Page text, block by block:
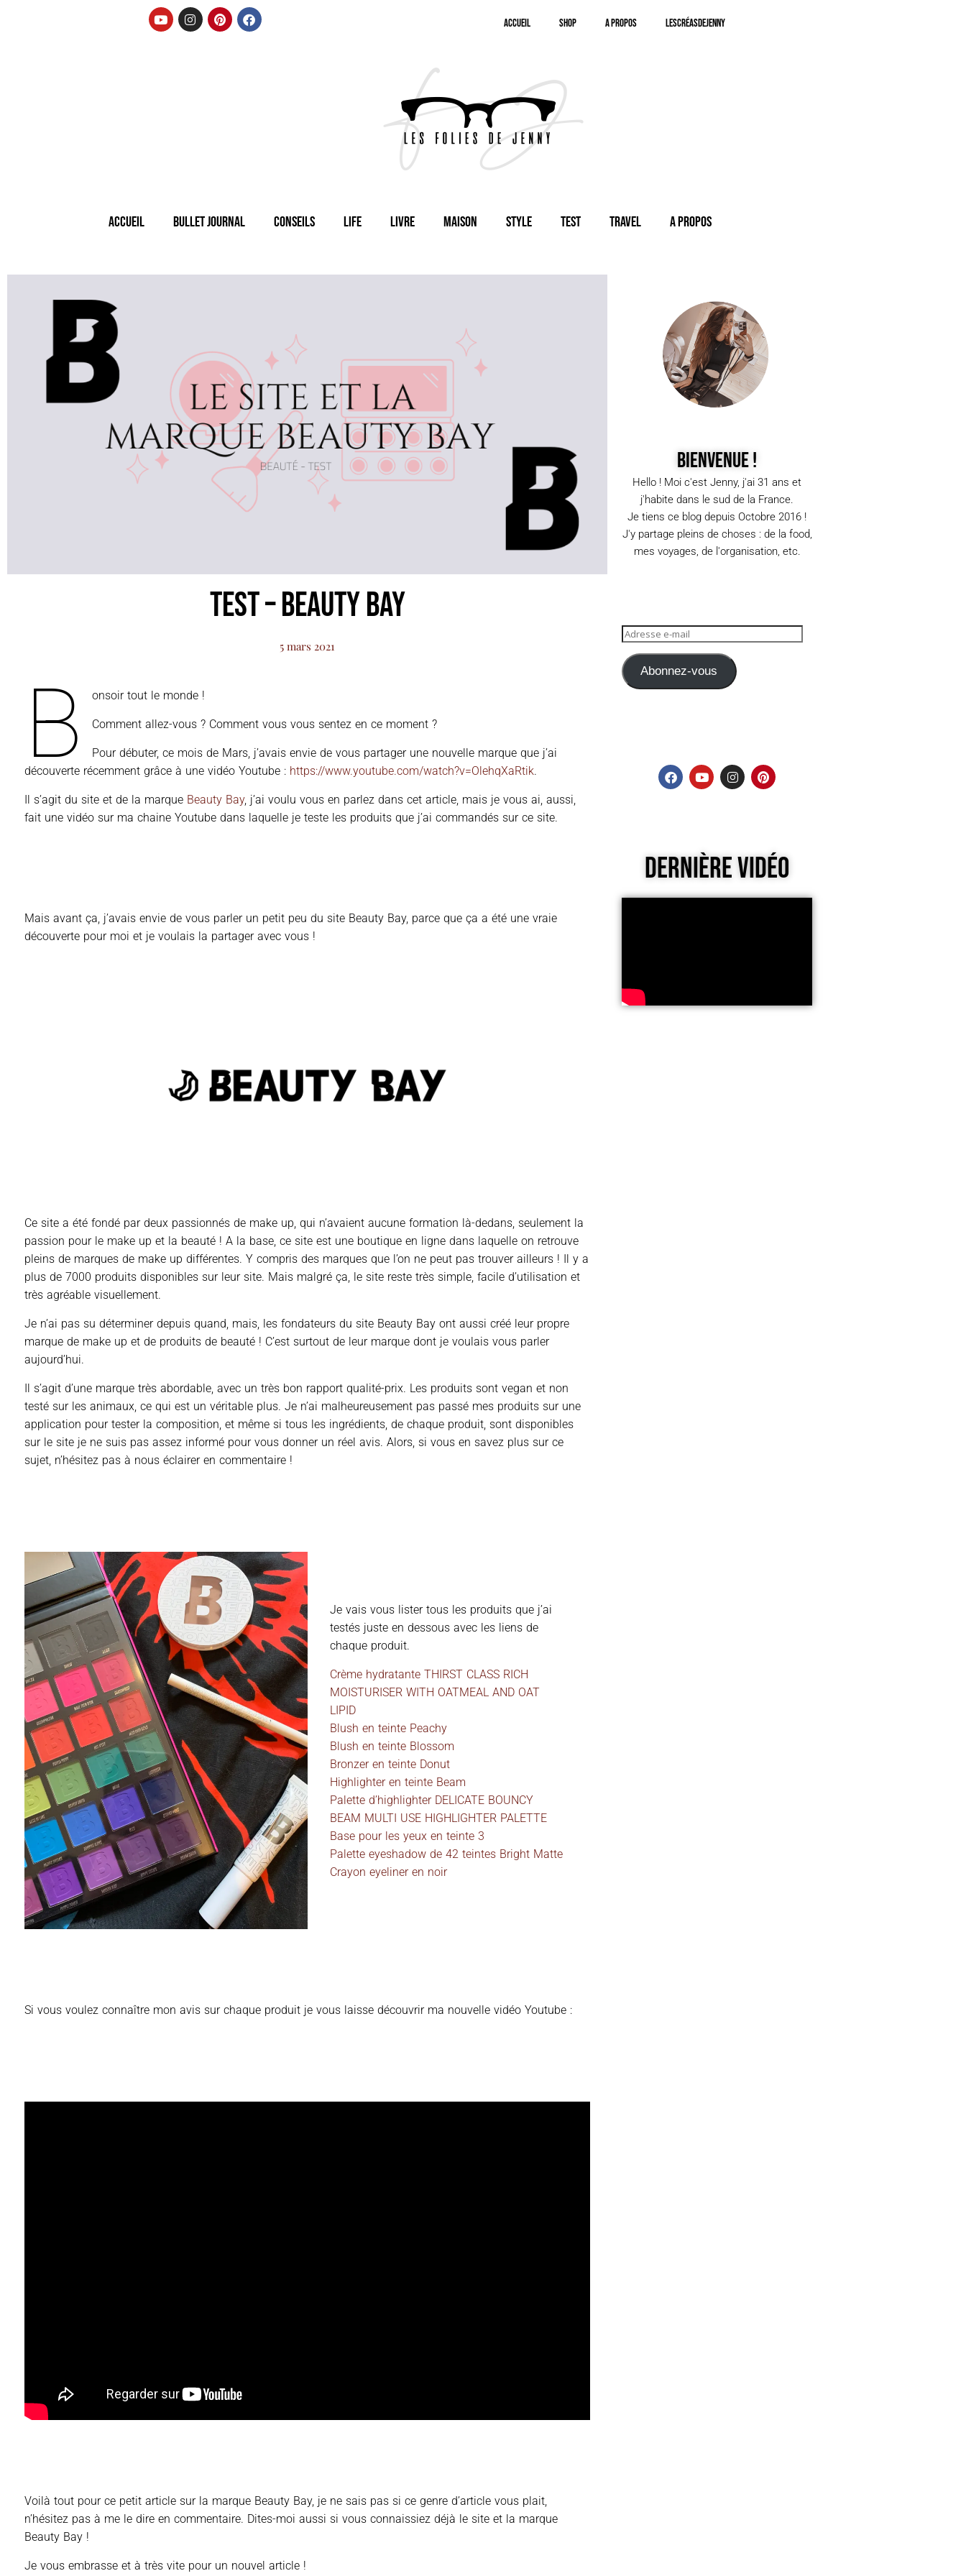
Accueil SHOP A Propos LesCréasdeJenny
Accueil Bullet Journal Conseils Life Livre Maison Style Test Travel A Propos
TEST – Beauty Bay
5 mars 2021
B onsoir tout le monde !
Comment allez-vous ? Comment vous vous sentez en ce moment ?
Pour débuter, ce mois de Mars, j’avais envie de vous partager une nouvelle marque que j’ai
découverte récemment grâce à une vidéo Youtube : https://www.youtube.com/watch?v=OlehqXaRtik.
Il s’agit du site et de la marque Beauty Bay, j’ai voulu vous en parlez dans cet article, mais je vous ai, aussi,
fait une vidéo sur ma chaine Youtube dans laquelle je teste les produits que j’ai commandés sur ce site.
Mais avant ça, j’avais envie de vous parler un petit peu du site Beauty Bay, parce que ça a été une vraie
découverte pour moi et je voulais la partager avec vous !
Ce site a été fondé par deux passionnés de make up, qui n’avaient aucune formation là-dedans, seulement la
passion pour le make up et la beauté ! A la base, ce site est une boutique en ligne dans laquelle on retrouve
pleins de marques de make up différentes. Y compris des marques que l’on ne peut pas trouver ailleurs ! Il y a
plus de 7000 produits disponibles sur leur site. Mais malgré ça, le site reste très simple, facile d’utilisation et
très agréable visuellement.
Je n’ai pas su déterminer depuis quand, mais, les fondateurs du site Beauty Bay ont aussi créé leur propre
marque de make up et de produits de beauté ! C’est surtout de leur marque dont je voulais vous parler
aujourd’hui.
Il s’agit d’une marque très abordable, avec un très bon rapport qualité-prix. Les produits sont vegan et non
testé sur les animaux, ce qui est un véritable plus. Je n’ai malheureusement pas passé mes produits sur une
application pour tester la composition, et même si tous les ingrédients, de chaque produit, sont disponibles
sur le site je ne suis pas assez informé pour vous donner un réel avis. Alors, si vous en savez plus sur ce
sujet, n’hésitez pas à nous éclairer en commentaire !
Je vais vous lister tous les produits que j’ai
testés juste en dessous avec les liens de
chaque produit.
Crème hydratante THIRST CLASS RICH
MOISTURISER WITH OATMEAL AND OAT
LIPID
Blush en teinte Peachy
Blush en teinte Blossom
Bronzer en teinte Donut
Highlighter en teinte Beam
Palette d’highlighter DELICATE BOUNCY
BEAM MULTI USE HIGHLIGHTER PALETTE
Base pour les yeux en teinte 3
Palette eyeshadow de 42 teintes Bright Matte
Crayon eyeliner en noir
Si vous voulez connaître mon avis sur chaque produit je vous laisse découvrir ma nouvelle vidéo Youtube :
Voilà tout pour ce petit article sur la marque Beauty Bay, je ne sais pas si ce genre d’article vous plait,
n’hésitez pas à me le dire en commentaire. Dites-moi aussi si vous connaissiez déjà le site et la marque
Beauty Bay !
Je vous embrasse et à très vite pour un nouvel article !
Bienvenue !
Hello ! Moi c'est Jenny, j'ai 31 ans et
j'habite dans le sud de la France.
Je tiens ce blog depuis Octobre 2016 !
J'y partage pleins de choses : de la food,
mes voyages, de l'organisation, etc.
Abonnez-vous
Dernière Vidéo